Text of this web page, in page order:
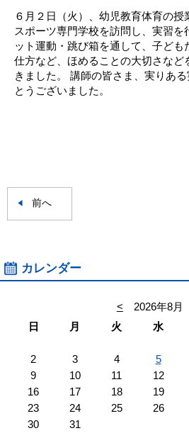
６月２日（火）、幼児教育体育の
スポーツ専門学校を訪問し、実習を
ット運動・跳び箱を通して、子ど
仕方など、ほめることの大切さなど
きました。 講師の皆さま、実りあ
とうございました。
前へ
カレンダー
< 2026年8月
日
月 火 水
2
3 4 5
9
10 11 12
16
17 18 19
23
24 25 26
30
31